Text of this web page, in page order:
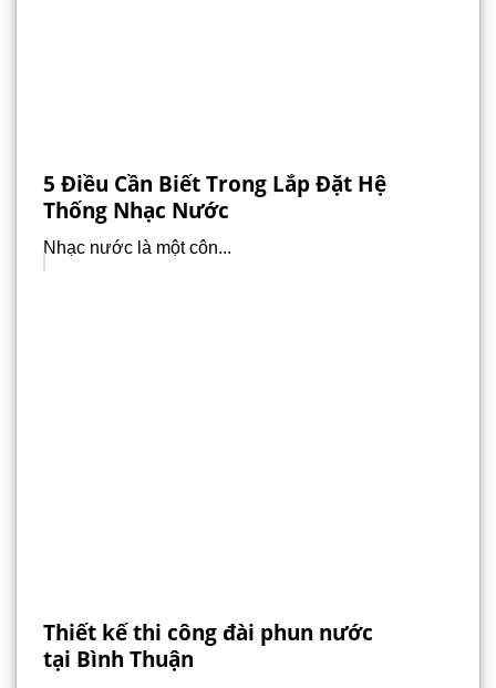
5 Điều Cần Biết Trong Lắp Đặt Hệ
Thống Nhạc Nước
Nhạc nước là một côn...
Thiết kế thi công đài phun nước
tại Bình Thuận